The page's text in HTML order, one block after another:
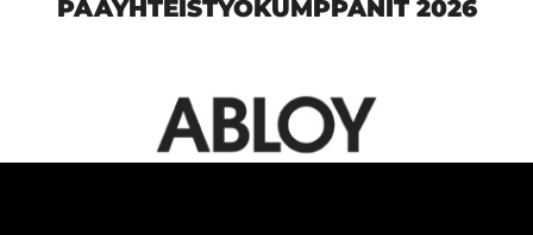
PÄÄYHTEISTYÖKUMPPANIT 2026